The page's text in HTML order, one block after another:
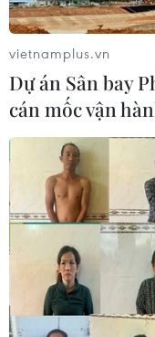
vietnamplus.vn
Dự án Sân bay
cán mốc vận